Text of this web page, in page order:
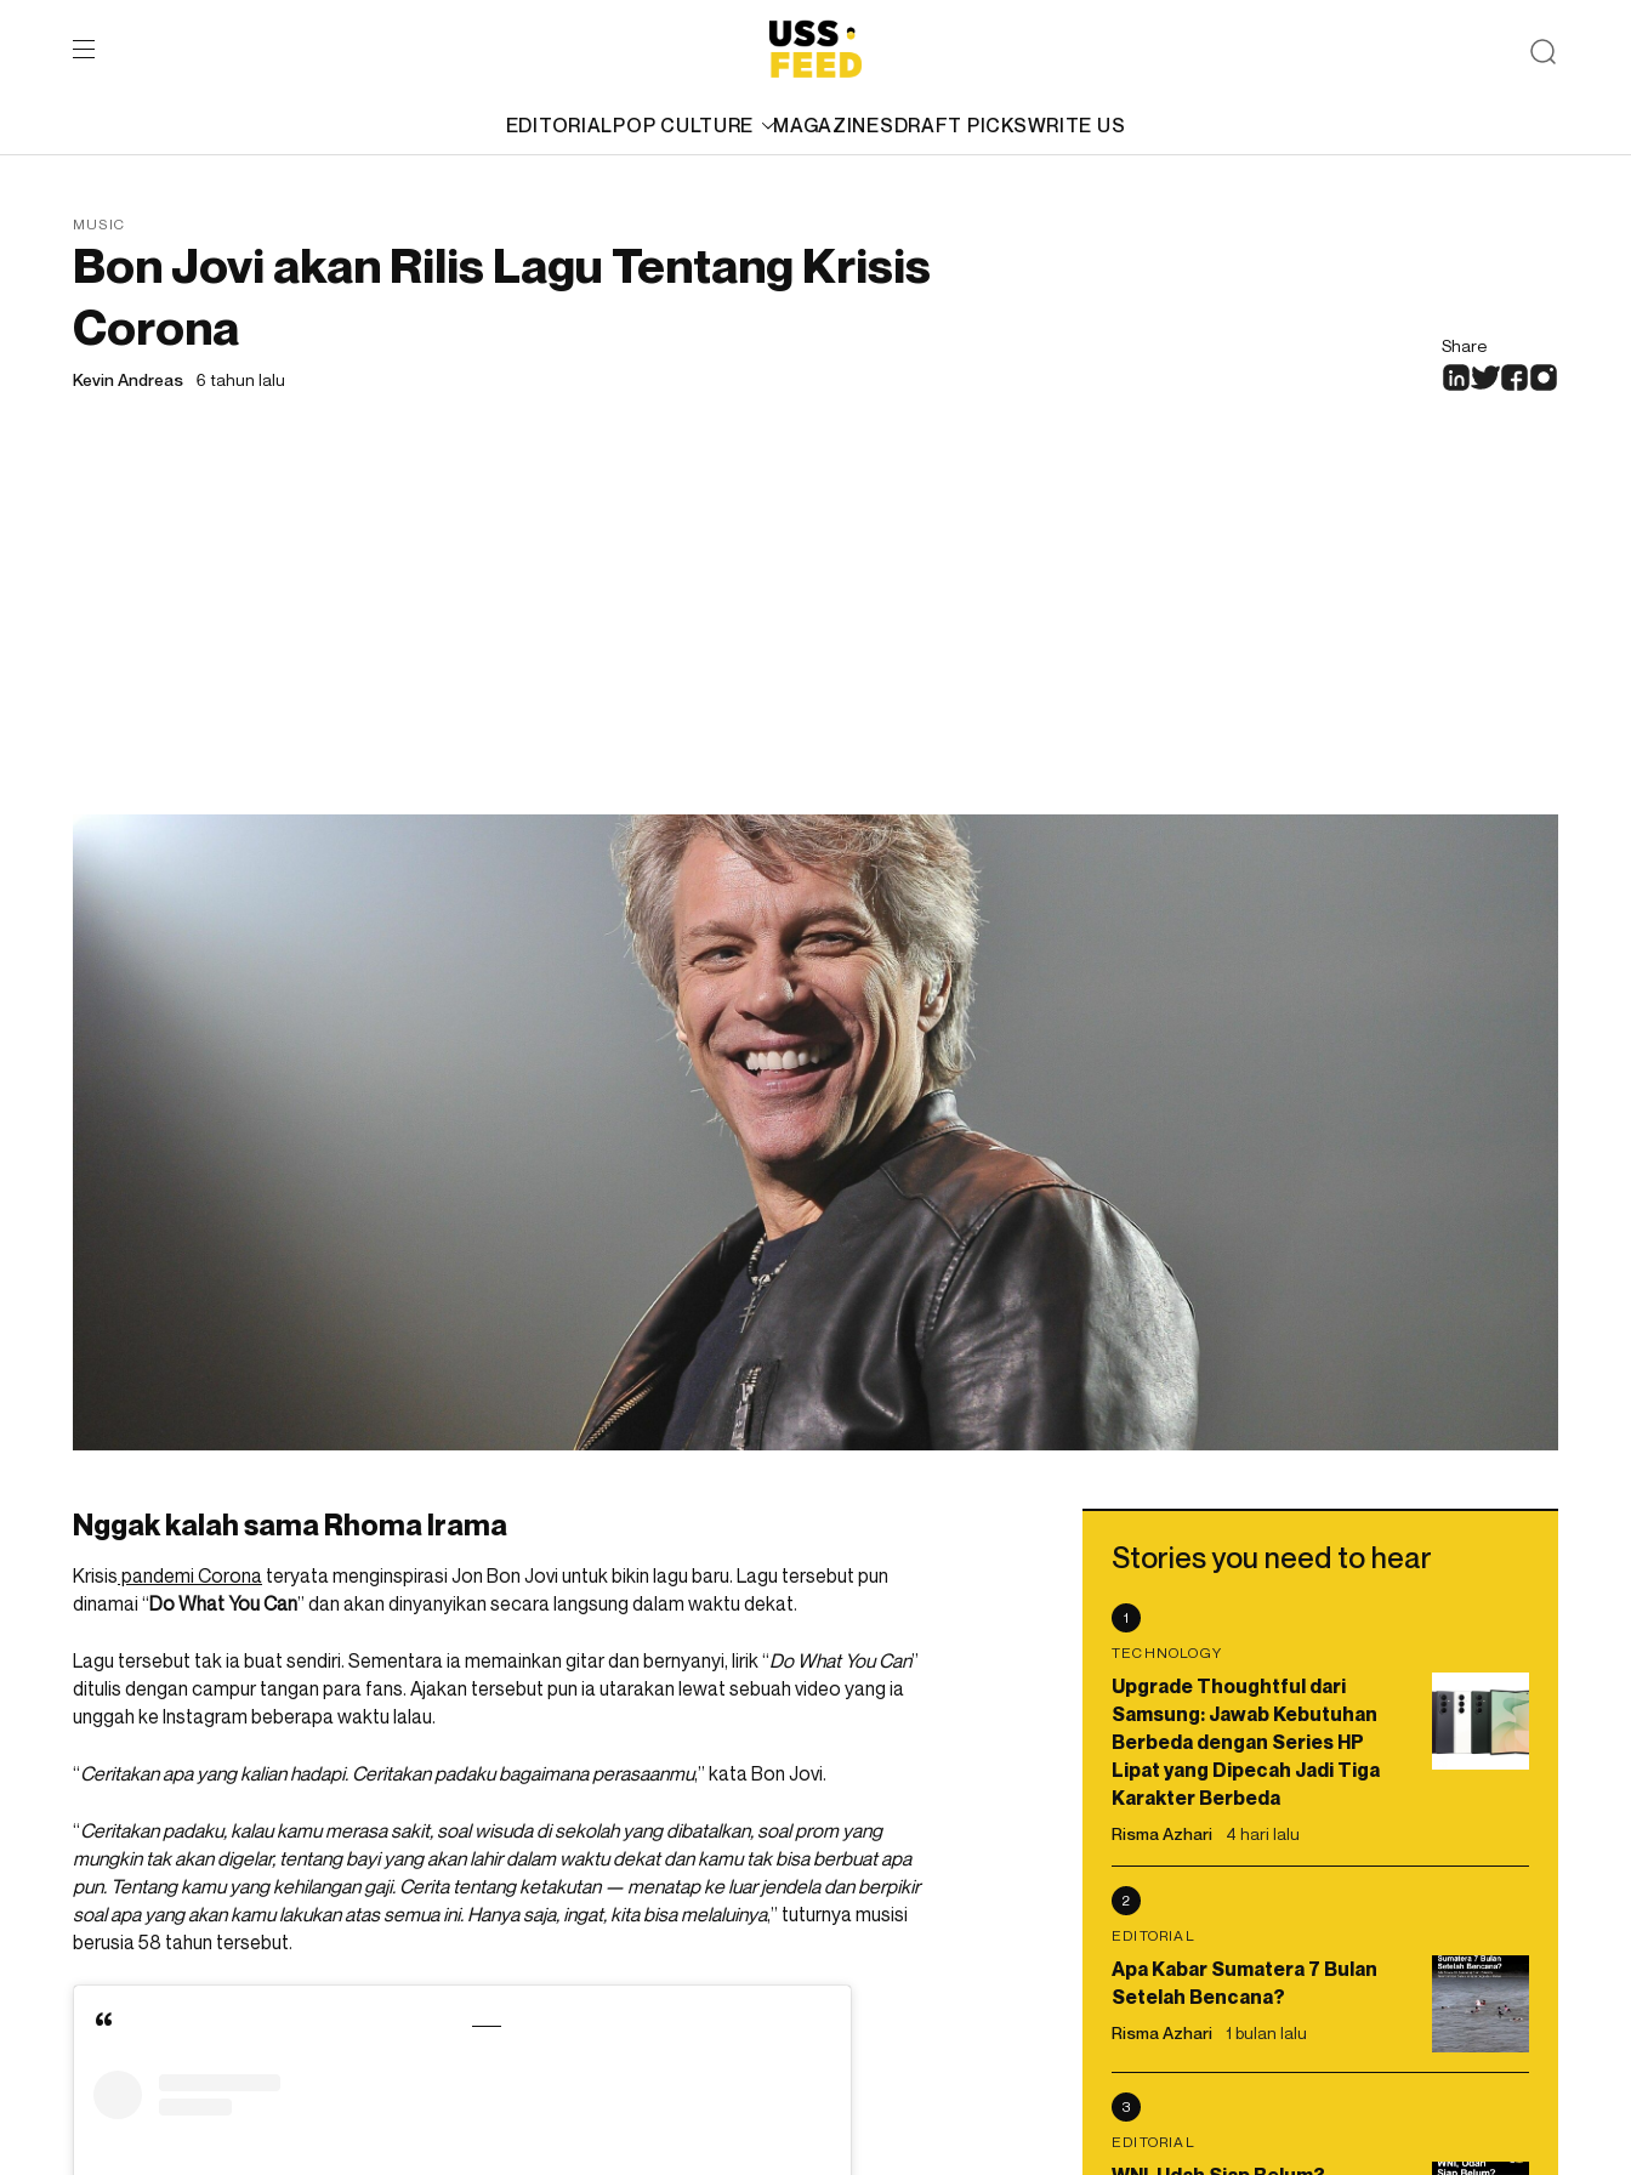
EDITORIALPOP CULTURE MAGAZINESDRAFT PICKSWRITE US
MUSIC
Bon Jovi akan Rilis Lagu Tentang Krisis
Corona
Kevin Andreas 6 tahun lalu
Share
Nggak kalah sama Rhoma Irama
Krisis pandemi Corona teryata menginspirasi Jon Bon Jovi untuk bikin lagu baru. Lagu tersebut pun
dinamai “Do What You Can” dan akan dinyanyikan secara langsung dalam waktu dekat.
Lagu tersebut tak ia buat sendiri. Sementara ia memainkan gitar dan bernyanyi, lirik “Do What You Can”
ditulis dengan campur tangan para fans. Ajakan tersebut pun ia utarakan lewat sebuah video yang ia
unggah ke Instagram beberapa waktu lalau.
“Ceritakan apa yang kalian hadapi. Ceritakan padaku bagaimana perasaanmu,” kata Bon Jovi.
“Ceritakan padaku, kalau kamu merasa sakit, soal wisuda di sekolah yang dibatalkan, soal prom yang
mungkin tak akan digelar, tentang bayi yang akan lahir dalam waktu dekat dan kamu tak bisa berbuat apa
pun. Tentang kamu yang kehilangan gaji. Cerita tentang ketakutan — menatap ke luar jendela dan berpikir
soal apa yang akan kamu lakukan atas semua ini. Hanya saja, ingat, kita bisa melaluinya,” tuturnya musisi
berusia 58 tahun tersebut.
Stories you need to hear
1
TECHNOLOGY
Upgrade Thoughtful dari
Samsung: Jawab Kebutuhan
Berbeda dengan Series HP
Lipat yang Dipecah Jadi Tiga
Karakter Berbeda
Risma Azhari 4 hari lalu
2
EDITORIAL
Apa Kabar Sumatera 7 Bulan
Setelah Bencana?
Risma Azhari 1 bulan lalu
3
EDITORIAL